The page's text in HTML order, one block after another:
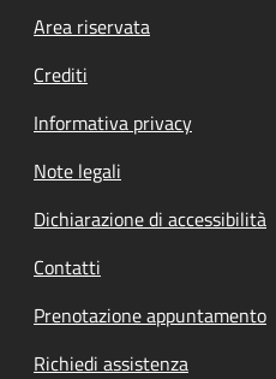
Footer menu
Area riservata
Crediti
Informativa privacy
Note legali
Dichiarazione di accessibilità
Contatti
Prenotazione appuntamento
Richiedi assistenza